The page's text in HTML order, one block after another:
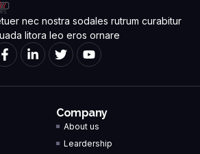
nec nostra sodales rutrum curabitur
litora leo eros ornare
Company
About us
Leardership